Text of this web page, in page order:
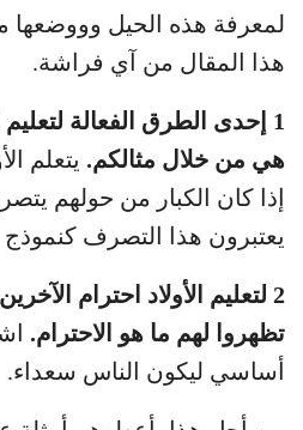
لمعرفة هذه الحيل وووضعها
هذا المقال من آي فراشة.
1 إحدى الطرق الفعالة لتعليم
هي من خلال مثالكم. يتعلم
إذا كان الكبار من حولهم
يعتبرون هذا التصرف كنموذج
2 لتعليم الأولاد احترام
تظهروا لهم ما هو الاحترام.
أساسي ليكون الناس سعداء.